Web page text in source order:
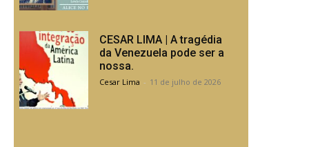
CESAR LIMA | A tragédia
da Venezuela pode ser a
nossa.
Cesar Lima - 11 de julho de 2026